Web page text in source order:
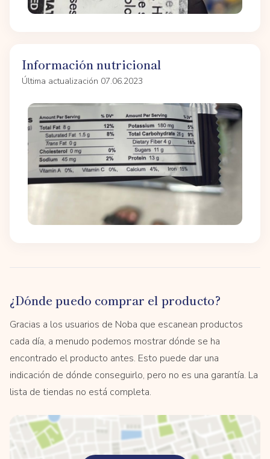
Información nutricional
Última actualización 07.06.2023
¿Dónde puedo comprar el producto?
Gracias a los usuarios de Noba que escanean productos
cada día, a menudo podemos mostrar dónde se ha
encontrado el producto antes. Esto puede dar una
indicación de dónde conseguirlo, pero no es una garantía. La
lista de tiendas no está completa.